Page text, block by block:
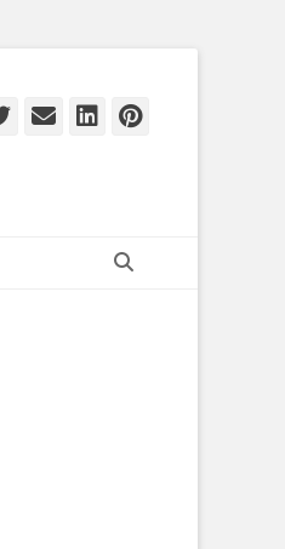
Twitter
E-
LinkedIn